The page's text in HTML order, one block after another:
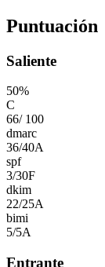
Puntuación
Saliente
50%
C
66/ 100
dmarc
36/40A
spf
3/30F
dkim
22/25A
bimi
5/5A
Entrante